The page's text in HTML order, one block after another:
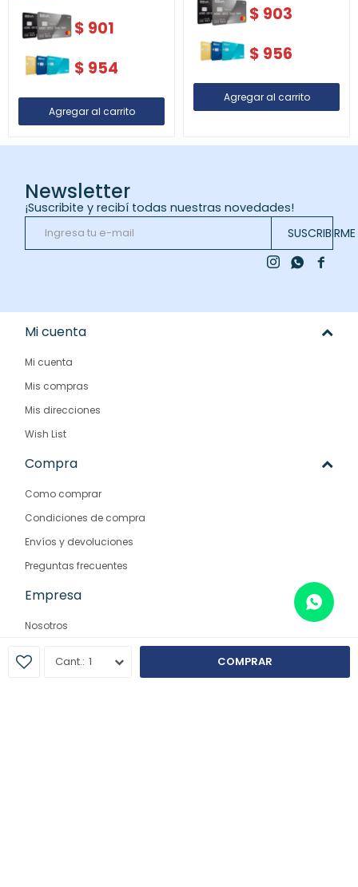
1 COMPRAR
$ 901
$ 954
$ 903
$ 956
Newsletter
¡Suscribite y recibí todas nuestras novedades!
SUSCRIBIRME

 
Mi cuenta
Mi cuenta
Mis compras
Mis direcciones
Wish List
Compra
Como comprar
Condiciones de compra
Envíos y devoluciones
Preguntas frecuentes
Empresa
Nosotros